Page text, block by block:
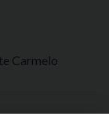
Carmelo